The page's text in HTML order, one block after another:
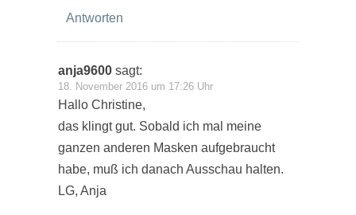
Antworten
anja9600 sagt:
18. November 2016 um 17:26 Uhr
Hallo Christine,
das klingt gut. Sobald ich mal meine
ganzen anderen Masken aufgebraucht
habe, muß ich danach Ausschau halten.
LG, Anja